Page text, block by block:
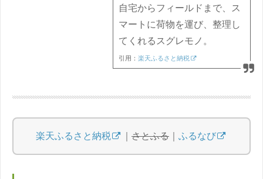
自宅からフィールドまで、ス
マートに荷物を運び、整理し
てくれるスグレモノ。
引用： 楽天ふるさと納税
楽天ふるさと納税 さとふる ふるなび